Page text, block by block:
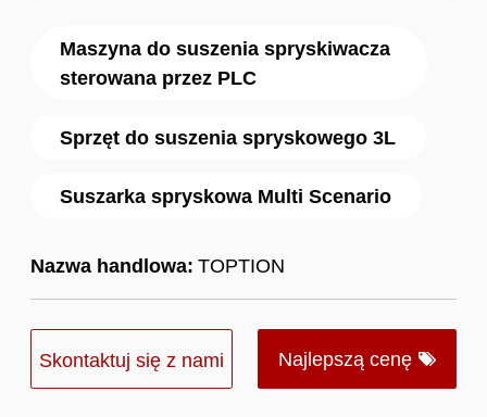
Maszyna do suszenia spryskiwacza
sterowana przez PLC
Sprzęt do suszenia spryskowego 3L
Suszarka spryskowa Multi Scenario
Nazwa handlowa: TOPTION
Skontaktuj się z nami Najlepszą cenę